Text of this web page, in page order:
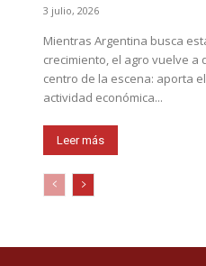
3 julio, 2026
Mientras Argentina busca
crecimiento, el agro vuelve a
centro de la escena: aporta
actividad económica...
Leer más